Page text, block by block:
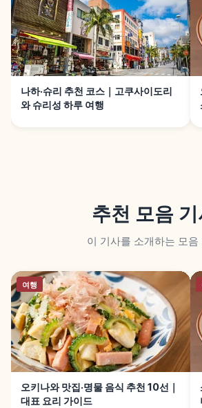
나하·슈리 추천 코스｜고쿠사이도리
와 슈리성 하루 여행
추천 모음
이 기사를 소개하는 모음
여행
오키나와 맛집·명물 음식 추천 10선｜
대표 요리 가이드